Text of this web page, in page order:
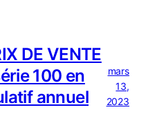
DE VENTE
100 en
annuel
mars
13,
2023